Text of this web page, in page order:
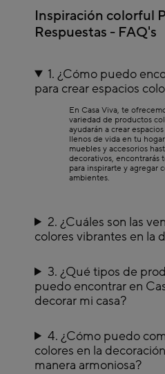
Inspiración colorful
Respuestas - FAQ's
1. ¿Cómo puedo
para crear espacios
En Casa Viva, te
variedad de productos
ayudarán a crear
llenos de vida en tu
muebles y accesorios
decorativos, encontrarás
para inspirarte y agregar
ambientes.
2. ¿Cuáles son las
colores vibrantes en la
3. ¿Qué tipos de
puedo encontrar en
decorar mi casa?
4. ¿Cómo puedo
colores en la
manera armoniosa?